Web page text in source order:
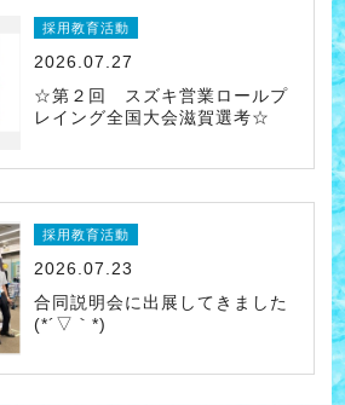
採用教育活動
2026.07.27
☆第２回 スズキ営業ロールプ
レイング全国大会滋賀選考☆
採用教育活動
2026.07.23
合同説明会に出展してきました
(*´▽｀*)